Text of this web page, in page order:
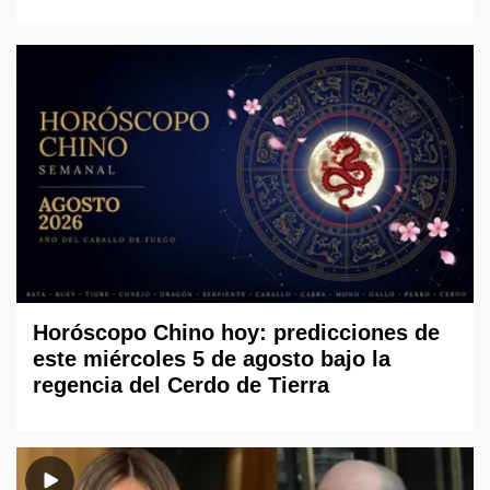
Horóscopo Chino hoy: predicciones de
este miércoles 5 de agosto bajo la
regencia del Cerdo de Tierra